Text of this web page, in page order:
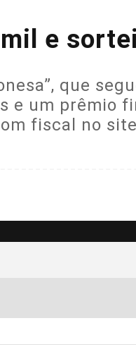
e
que
um prêmio
fiscal no